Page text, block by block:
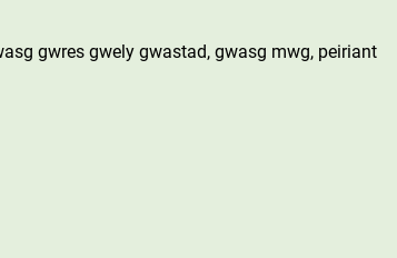
gwres gwely gwastad, gwasg mwg, peiriant